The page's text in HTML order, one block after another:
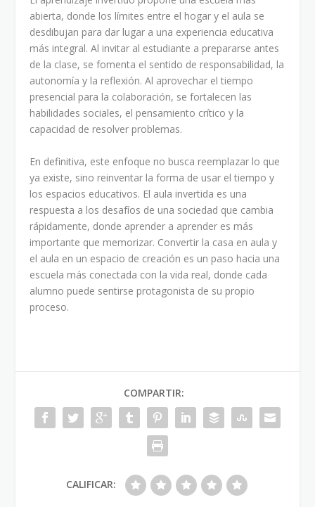
abierta, donde los límites entre el hogar y el aula se
desdibujan para dar lugar a una experiencia educativa
más integral. Al invitar al estudiante a prepararse antes
de la clase, se fomenta el sentido de responsabilidad, la
autonomía y la reflexión. Al aprovechar el tiempo
presencial para la colaboración, se fortalecen las
habilidades sociales, el pensamiento crítico y la
capacidad de resolver problemas.
En definitiva, este enfoque no busca reemplazar lo que
ya existe, sino reinventar la forma de usar el tiempo y
los espacios educativos. El aula invertida es una
respuesta a los desafíos de una sociedad que cambia
rápidamente, donde aprender a aprender es más
importante que memorizar. Convertir la casa en aula y
el aula en un espacio de creación es un paso hacia una
escuela más conectada con la vida real, donde cada
alumno puede sentirse protagonista de su propio
proceso.
COMPARTIR:
CALIFICAR: